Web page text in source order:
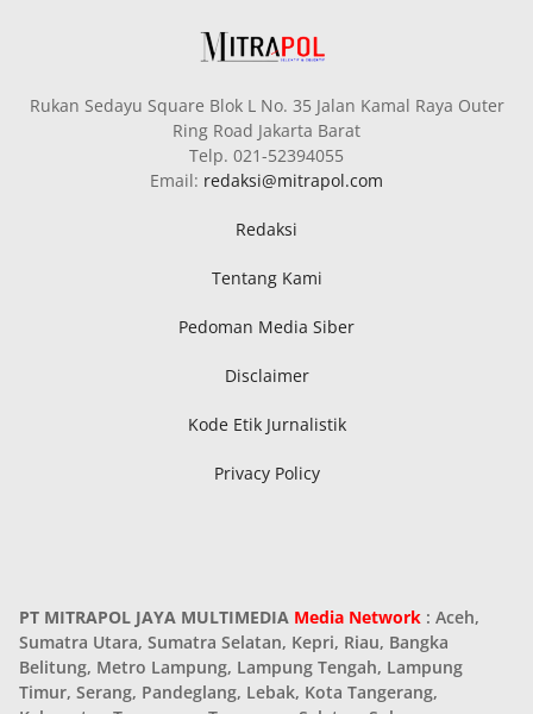
Rukan Sedayu Square Blok L No. 35 Jalan Kamal Raya Outer
Ring Road Jakarta Barat
Telp. 021-52394055
Email: redaksi@mitrapol.com
Redaksi
Tentang Kami
Pedoman Media Siber
Disclaimer
Kode Etik Jurnalistik
Privacy Policy
PT MITRAPOL JAYA MULTIMEDIA Media Network : Aceh,
Sumatra Utara, Sumatra Selatan, Kepri, Riau, Bangka
Belitung, Metro Lampung, Lampung Tengah, Lampung
Timur, Serang, Pandeglang, Lebak, Kota Tangerang,